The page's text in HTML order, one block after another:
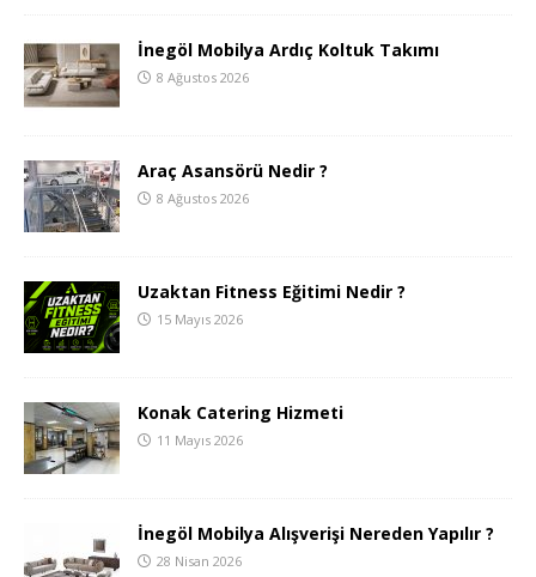
İnegöl Mobilya Ardıç Koltuk Takımı
8 Ağustos 2026
Araç Asansörü Nedir ?
8 Ağustos 2026
Uzaktan Fitness Eğitimi Nedir ?
15 Mayıs 2026
Konak Catering Hizmeti
11 Mayıs 2026
İnegöl Mobilya Alışverişi Nereden Yapılır ?
28 Nisan 2026